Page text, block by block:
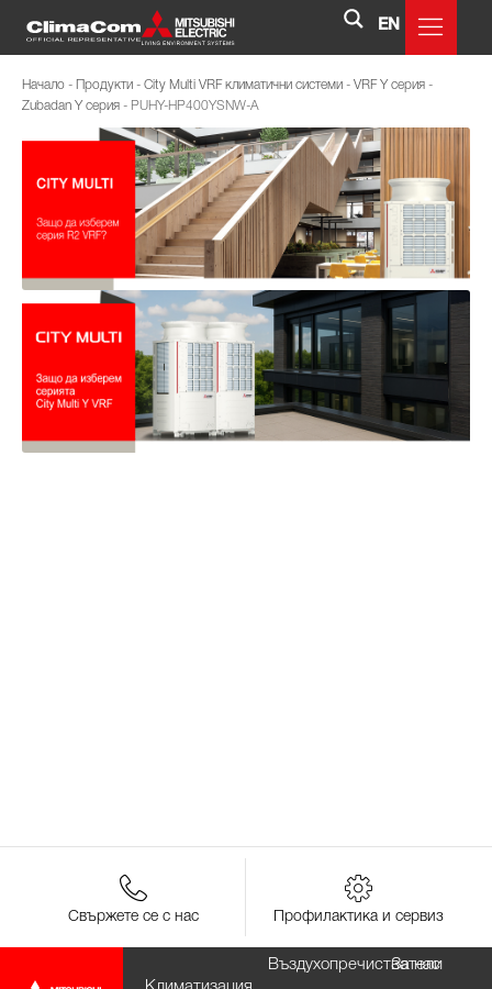
EN
Начало - Продукти - City Multi VRF климатични системи - VRF Y серия -
Zubadan Y серия - PUHY-HP400YSNW-A
Свържете се с нас Профилактика и сервиз
Въздухопречистватели
За нас